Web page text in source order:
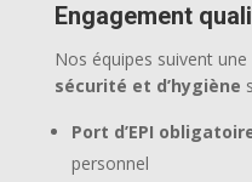
Engagement
Nos équipes suivent une
sécurité et d’hygiène
Port d’EPI
personnel